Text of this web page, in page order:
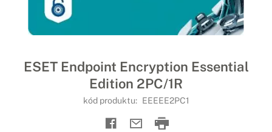
ESET Endpoint Encryption Essential
Edition 2PC/1R
kód produktu: EEEEE2PC1